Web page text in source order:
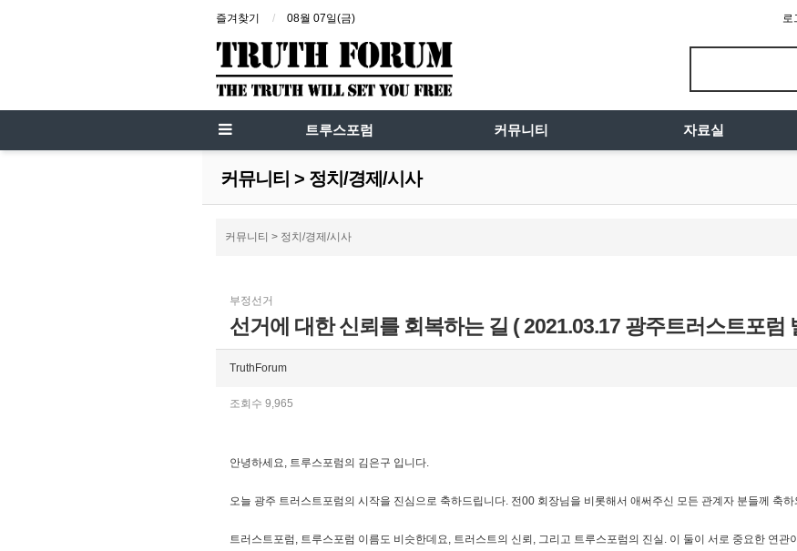
즐겨찾기 08월 07일(금) 로
트루스포럼 커뮤니티 자료실
커뮤니티 > 정치/경제/시사
커뮤니티 > 정치/경제/시사
부정선거
선거에 대한 신뢰를 회복하는 길 ( 2021.03.17 광주트러스트포럼
TruthForum
조회수 9,965
안녕하세요, 트루스포럼의 김은구 입니다.
오늘 광주 트러스트포럼의 시작을 진심으로 축하드립니다. 전00 회장님을 비롯해서 애써주신 모든 관계자 분들께 축
트러스트포럼, 트루스포럼 이름도 비슷한데요, 트러스트의 신뢰, 그리고 트루스포럼의 진실. 이 둘이 서로 중요한 연관